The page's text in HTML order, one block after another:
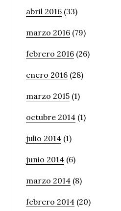
abril 2016 (33)
marzo 2016 (79)
febrero 2016 (26)
enero 2016 (28)
marzo 2015 (1)
octubre 2014 (1)
julio 2014 (1)
junio 2014 (6)
marzo 2014 (8)
febrero 2014 (20)